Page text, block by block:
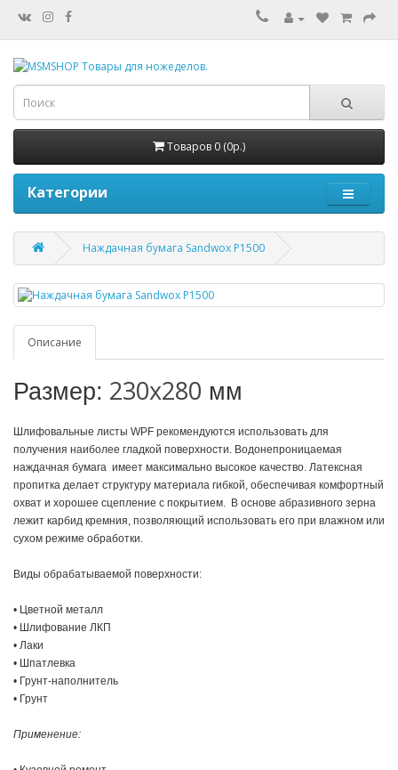
Товаров 0 (0р.)
Категории
Наждачная бумага Sandwox Р1500
Описание
Размер: 230х280 мм
Шлифовальные листы WPF рекомендуются использовать для
получения наиболее гладкой поверхности. Водонепроницаемая
наждачная бумага имеет максимально высокое качество. Латексная
пропитка делает структуру материала гибкой, обеспечивая комфортный
охват и хорошее сцепление с покрытием. В основе абразивного зерна
лежит карбид кремния, позволяющий использовать его при влажном или
сухом режиме обработки.
Виды обрабатываемой поверхности:
• Цветной металл
• Шлифование ЛКП
• Лаки
• Шпатлевка
• Грунт-наполнитель
• Грунт
Применение: